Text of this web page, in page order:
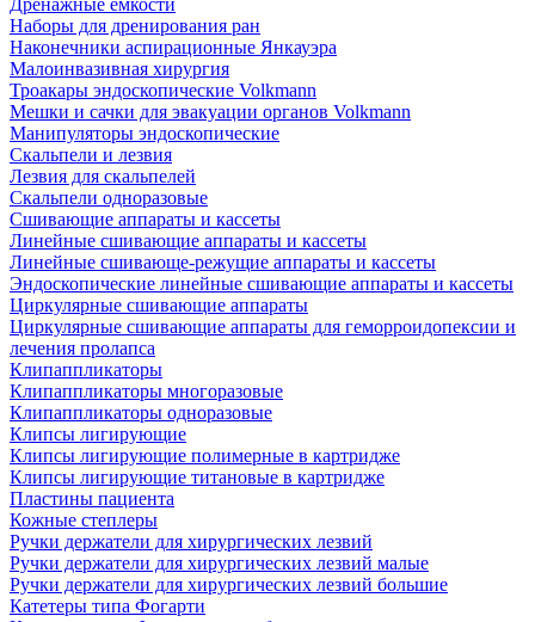
Дренажные емкости
Наборы для дренирования ран
Наконечники аспирационные Янкауэра
Малоинвазивная хирургия
Троакары эндоскопические Volkmann
Мешки и сачки для эвакуации органов Volkmann
Манипуляторы эндоскопические
Скальпели и лезвия
Лезвия для скальпелей
Скальпели одноразовые
Сшивающие аппараты и кассеты
Линейные сшивающие аппараты и кассеты
Линейные сшивающе-режущие аппараты и кассеты
Эндоскопические линейные сшивающие аппараты и кассеты
Циркулярные сшивающие аппараты
Циркулярные сшивающие аппараты для геморроидопексии и
лечения пролапса
Клипаппликаторы
Клипаппликаторы многоразовые
Клипаппликаторы одноразовые
Клипсы лигирующие
Клипсы лигирующие полимерные в картридже
Клипсы лигирующие титановые в картридже
Пластины пациента
Кожные степлеры
Ручки держатели для хирургических лезвий
Ручки держатели для хирургических лезвий малые
Ручки держатели для хирургических лезвий большие
Катетеры типа Фогарти